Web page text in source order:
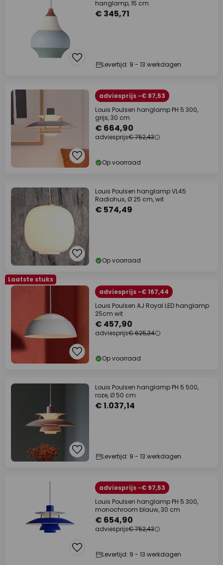
hanglamp, 15 cm
€ 345,71
Levertijd: 9 - 13 werkdagen
adviesprijs -€ 87,53
Louis Poulsen hanglamp PH 5 300,
grijs, 30 cm
€ 664,90
adviesprijs€ 752,43
Op voorraad
Louis Poulsen hanglamp VL45
Radiohus, Ø 25 cm, wit
€ 574,49
Op voorraad
Laatste stuks
adviesprijs -€ 167,44
Louis Poulsen AJ Royal LED hanglamp
25cm wit
€ 457,90
adviesprijs€ 625,34
Op voorraad
Louis Poulsen hanglamp PH 5 500,
roze, Ø 50 cm
€ 1.037,14
Levertijd: 9 - 13 werkdagen
adviesprijs -€ 97,53
Louis Poulsen hanglamp PH 5 300,
monochroom blauw, 30 cm
€ 654,90
adviesprijs€ 752,43
Levertijd: 9 - 13 werkdagen